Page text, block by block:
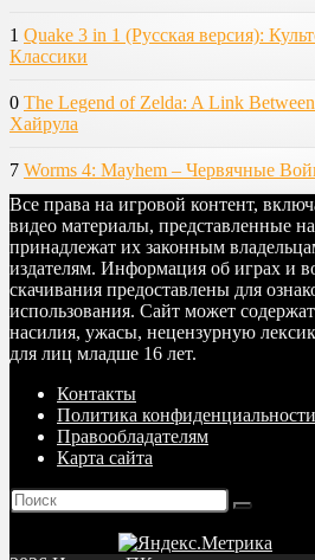
1 Quake 3 in 1 (Русская версия):
Классики
0 The Legend of Zelda: A Link
Хайрула
7 Worms 4: Mayhem – Червячные
Все права на игровой контент,
видео материалы, представленные
принадлежат их законным
издателям. Информация об играх и
скачивания предоставлены для
использования. Сайт может
насилия, ужасы, нецензурную
для лиц младше 16 лет.
Контакты
Политика конфиденциальности
Правообладателям
Карта сайта